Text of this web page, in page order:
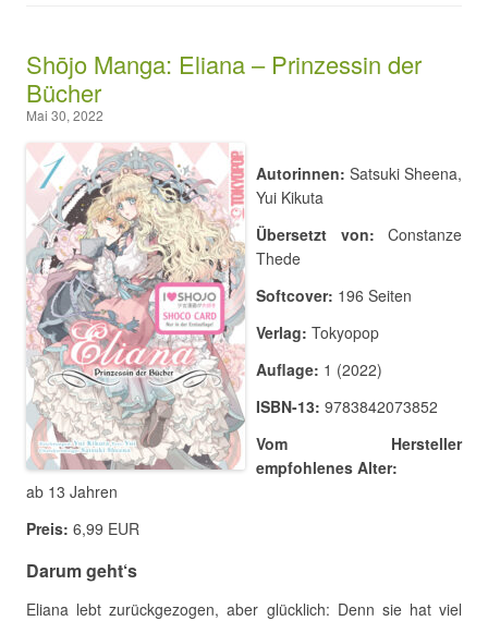
Shōjo Manga: Eliana – Prinzessin der
Bücher
Mai 30, 2022
Autorinnen: Satsuki Sheena,
Yui Kikuta
Übersetzt von: Constanze
Thede
Softcover: 196 Seiten
Verlag: Tokyopop
Auflage: 1 (2022)
ISBN-13: 9783842073852
Vom Hersteller
empfohlenes Alter:
ab 13 Jahren
Preis: 6,99 EUR
Darum geht‘s
Eliana lebt zurückgezogen, aber glücklich: Denn sie hat viel